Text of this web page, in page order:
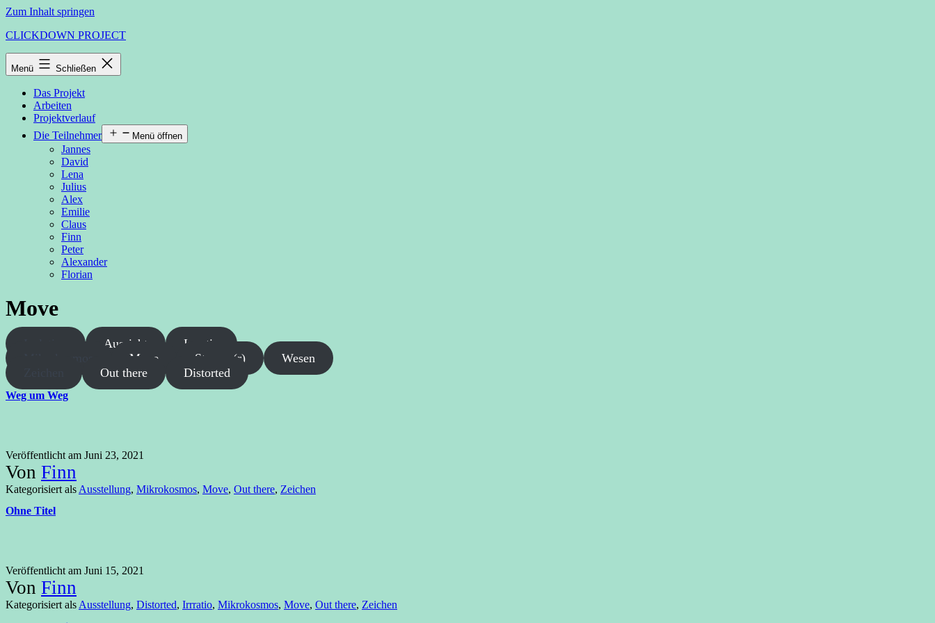
Zum Inhalt springen
CLICKDOWN PROJECT
Menü Schließen
Das Projekt
Arbeiten
Projektverlauf
Die Teilnehmer
Menü öffnen
Jannes
David
Lena
Julius
Alex
Emilie
Claus
Finn
Peter
Alexander
Florian
Move
Aussicht
Irrratio
Move Strange(r)
Wesen
Out there Distorted
Weg um Weg
Veröffentlicht am Juni 23, 2021
Von Finn
Kategorisiert als Ausstellung, Mikrokosmos, Move, Out there, Zeichen
Ohne Titel
Veröffentlicht am Juni 15, 2021
Von Finn
Kategorisiert alsAusstellung, Distorted, Irrratio, Mikrokosmos, Move, Out there, Zeichen